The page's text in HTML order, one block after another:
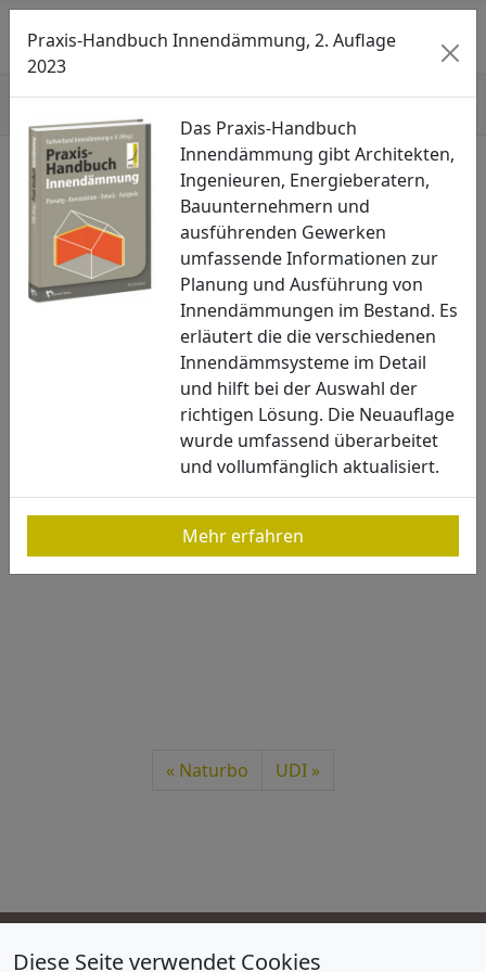
Start»»Schlagmann
Schlagmann
01.04.2022
Naturbo UDI
Praxis-Handbuch Innendämmung, 2. Auflage
2023
Das Praxis-Handbuch
Innendämmung gibt Architekten,
Ingenieuren, Energieberatern,
Bauunternehmern und
ausführenden Gewerken
umfassende Informationen zur
Planung und Ausführung von
Innendämmungen im Bestand. Es
erläutert die die verschiedenen
Innendämmsysteme im Detail
und hilft bei der Auswahl der
richtigen Lösung. Die Neuauflage
wurde umfassend überarbeitet
und vollumfänglich aktualisiert.
Mehr erfahren
Diese Seite verwendet Cookies